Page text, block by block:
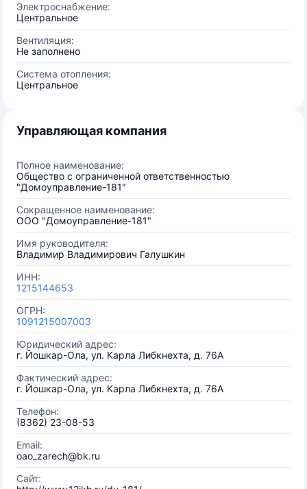
Электроснабжение:
Центральное
Вентиляция:
Не заполнено
Система отопления:
Центральное
Управляющая компания
Полное наименование:
Общество с ограниченной ответственностью
"Домоуправление-181"
Сокращенное наименование:
ООО "Домоуправление-181"
Имя руководителя:
Владимир Владимирович Галушкин
ИНН:
1215144653
ОГРН:
1091215007003
Юридический адрес:
г. Йошкар-Ола, ул. Карла Либкнехта, д. 76А
Фактический адрес:
г. Йошкар-Ола, ул. Карла Либкнехта, д. 76А
Телефон:
(8362) 23-08-53
Email:
oao_zarech@bk.ru
Сайт: